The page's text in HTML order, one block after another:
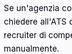
Se un'agenzia
chiedere all'ATS
recruiter di
manualmente.